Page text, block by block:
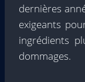
dernières
exigeants
ingrédients
dommages.